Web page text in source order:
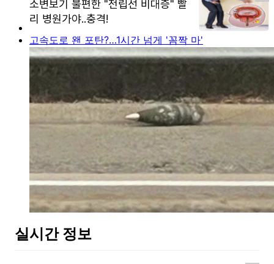
고속도로 왠 포탄?…1시간 넘게 '꼼짝 마'
실시간 정보